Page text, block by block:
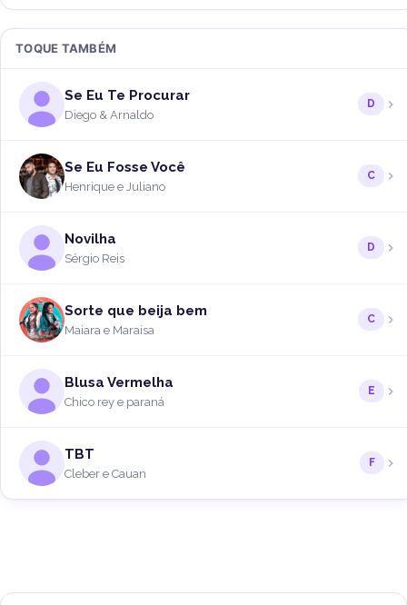
TOQUE TAMBÉM
Se Eu Te Procurar
Diego & Arnaldo
D
Se Eu Fosse Você
Henrique e Juliano
C
Novilha
Sérgio Reis
D
Sorte que beija bem
Maiara e Maraisa
C
Blusa Vermelha
Chico rey e paraná
E
TBT
Cleber e Cauan
F